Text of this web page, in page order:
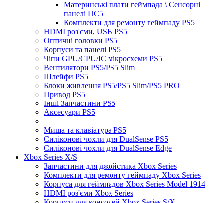
Материнські плати геймпада \ Сенсорні
панелі ПС5
Комплекти для ремонту геймпаду PS5
HDMI роз'єми, USB PS5
Оптичні головки PS5
Корпуси та панелі PS5
Чіпи GPU/CPU/IC мікросхеми PS5
Вентилятори PS5/PS5 Slim
Шлейфи PS5
Блоки живлення PS5/PS5 Slim/PS5 PRO
Привод PS5
Інші Запчастини PS5
Аксесуари PS5
Миша та клавіатура PS5
Силіконові чохли для DualSense PS5
Силіконові чохли для DualSense Edge
Xbox Series X/S
Запчастини для джойстика Xbox Series
Комплекти для ремонту геймпаду Xbox Series
Корпуса для геймпадов Xbox Series Model 1914
HDMI роз'єми Xbox Series